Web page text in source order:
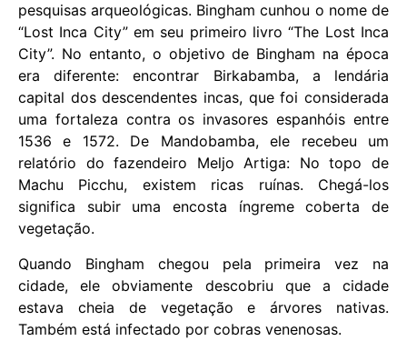
pesquisas arqueológicas. Bingham cunhou o nome de
“Lost Inca City” em seu primeiro livro “The Lost Inca
City”. No entanto, o objetivo de Bingham na época
era diferente: encontrar Birkabamba, a lendária
capital dos descendentes incas, que foi considerada
uma fortaleza contra os invasores espanhóis entre
1536 e 1572. De Mandobamba, ele recebeu um
relatório do fazendeiro Meljo Artiga: No topo de
Machu Picchu, existem ricas ruínas. Chegá-los
significa subir uma encosta íngreme coberta de
vegetação.
Quando Bingham chegou pela primeira vez na
cidade, ele obviamente descobriu que a cidade
estava cheia de vegetação e árvores nativas.
Também está infectado por cobras venenosas.